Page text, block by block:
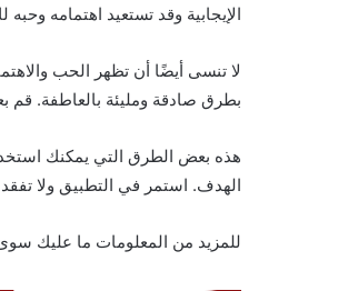
الإيجابية وقد تستعيد اهتمامه وحبه
لا تنسى أيضًا أن تظهر الحب
بطرق صادقة ومليئة بالعاطفة. قم
هذه بعض الطرق التي يمكنك
الهدف. استمر في التطبيق ولا
للمزيد من المعلومات ما عليك سوى